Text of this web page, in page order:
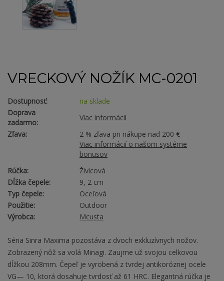
VRECKOVÝ NOŽÍK MC-0201
Dostupnosť:
na sklade
Doprava
zadarmo:
Viac informácií
Zľava:
2 % zľava pri nákupe nad 200 €
Viac informácií o našom systéme
bonusov
Rúčka:
Živicová
Dĺžka čepele:
9, 2 cm
Typ čepele:
Oceľová
Použitie:
Outdoor
Výrobca:
Mcusta
Séria Sinra Maxima pozostáva z dvoch exkluzívnych nožov.
Zobrazený nôž sa volá Minagi. Zaujme už svojou celkovou
dĺžkou 208mm. Čepeľ je vyrobená z tvrdej antikoróznej ocele
VG— 10, ktorá dosahuje tvrdosť až 61 HRC. Elegantná rúčka je